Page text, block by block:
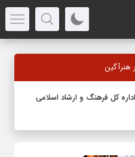
هنرآگین
کل فرهنگ و ارشاد اسلامی